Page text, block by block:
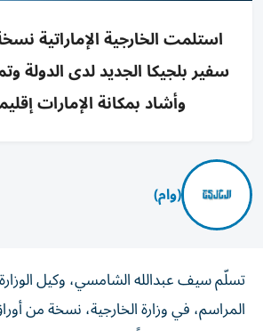
استلمت الخارجية الإماراتية
سفير بلجيكا الجديد لدى الدولة
وأشاد بمكانة الإمارات
(وام)
تسلّم سيف عبدالله الشامسي، وكيل
المراسم، في وزارة الخارجية، نسخة من